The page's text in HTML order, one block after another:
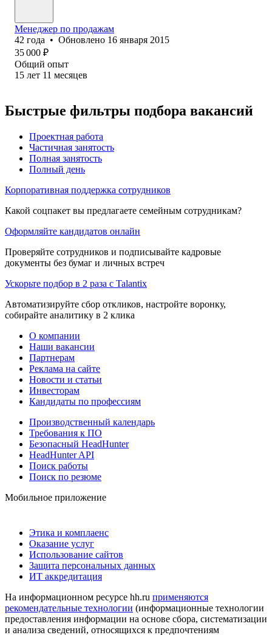
Менеджер по продажам
42 года • Обновлено 16 января 2015
35 000 ₽
Общий опыт
15 лет 11 месяцев
Быстрые фильтры подбора вакансий
Проектная работа
Частичная занятость
Полная занятость
Полный день
Корпоративная поддержка сотрудников
Какой соцпакет вы предлагаете семейным сотрудникам?
Оформляйте кандидатов онлайн
Проверяйте сотрудников и подписывайте кадровые
документы без бумаг и личных встреч
Ускорьте подбор в 2 раза с Talantix
Автоматизируйте сбор откликов, настройте воронку,
собирайте аналитику в 2 клика
О компании
Наши вакансии
Партнерам
Реклама на сайте
Новости и статьи
Инвесторам
Кандидаты по профессиям
Производственный календарь
Требования к ПО
Безопасный HeadHunter
HeadHunter API
Поиск работы
Поиск по резюме
Мобильное приложение
Этика и комплаенс
Оказание услуг
Использование сайтов
Защита персональных данных
ИТ аккредитация
На информационном ресурсе hh.ru применяются
рекомендательные технологии (информационные технологии
предоставления информации на основе сбора, систематизации
и анализа сведений, относящихся к предпочтениям